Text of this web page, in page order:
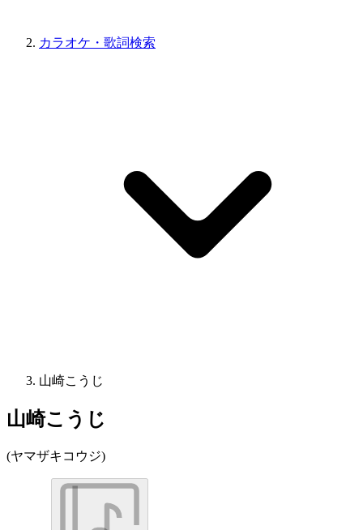
カラオケ・歌詞検索
山崎こうじ
山崎こうじ
(ヤマザキコウジ)